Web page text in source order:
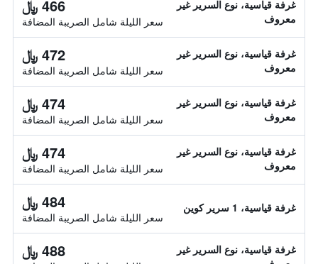
غرفة قياسية، نوع السرير غير
معروف
466 ﷼
سعر الليلة شامل الصريبة المضافة
غرفة قياسية، نوع السرير غير
معروف
472 ﷼
سعر الليلة شامل الصريبة المضافة
غرفة قياسية، نوع السرير غير
معروف
474 ﷼
سعر الليلة شامل الصريبة المضافة
غرفة قياسية، نوع السرير غير
معروف
474 ﷼
سعر الليلة شامل الصريبة المضافة
غرفة قياسية، 1 سرير كوين 484 ﷼
سعر الليلة شامل الصريبة المضافة
غرفة قياسية، نوع السرير غير
488 ﷼